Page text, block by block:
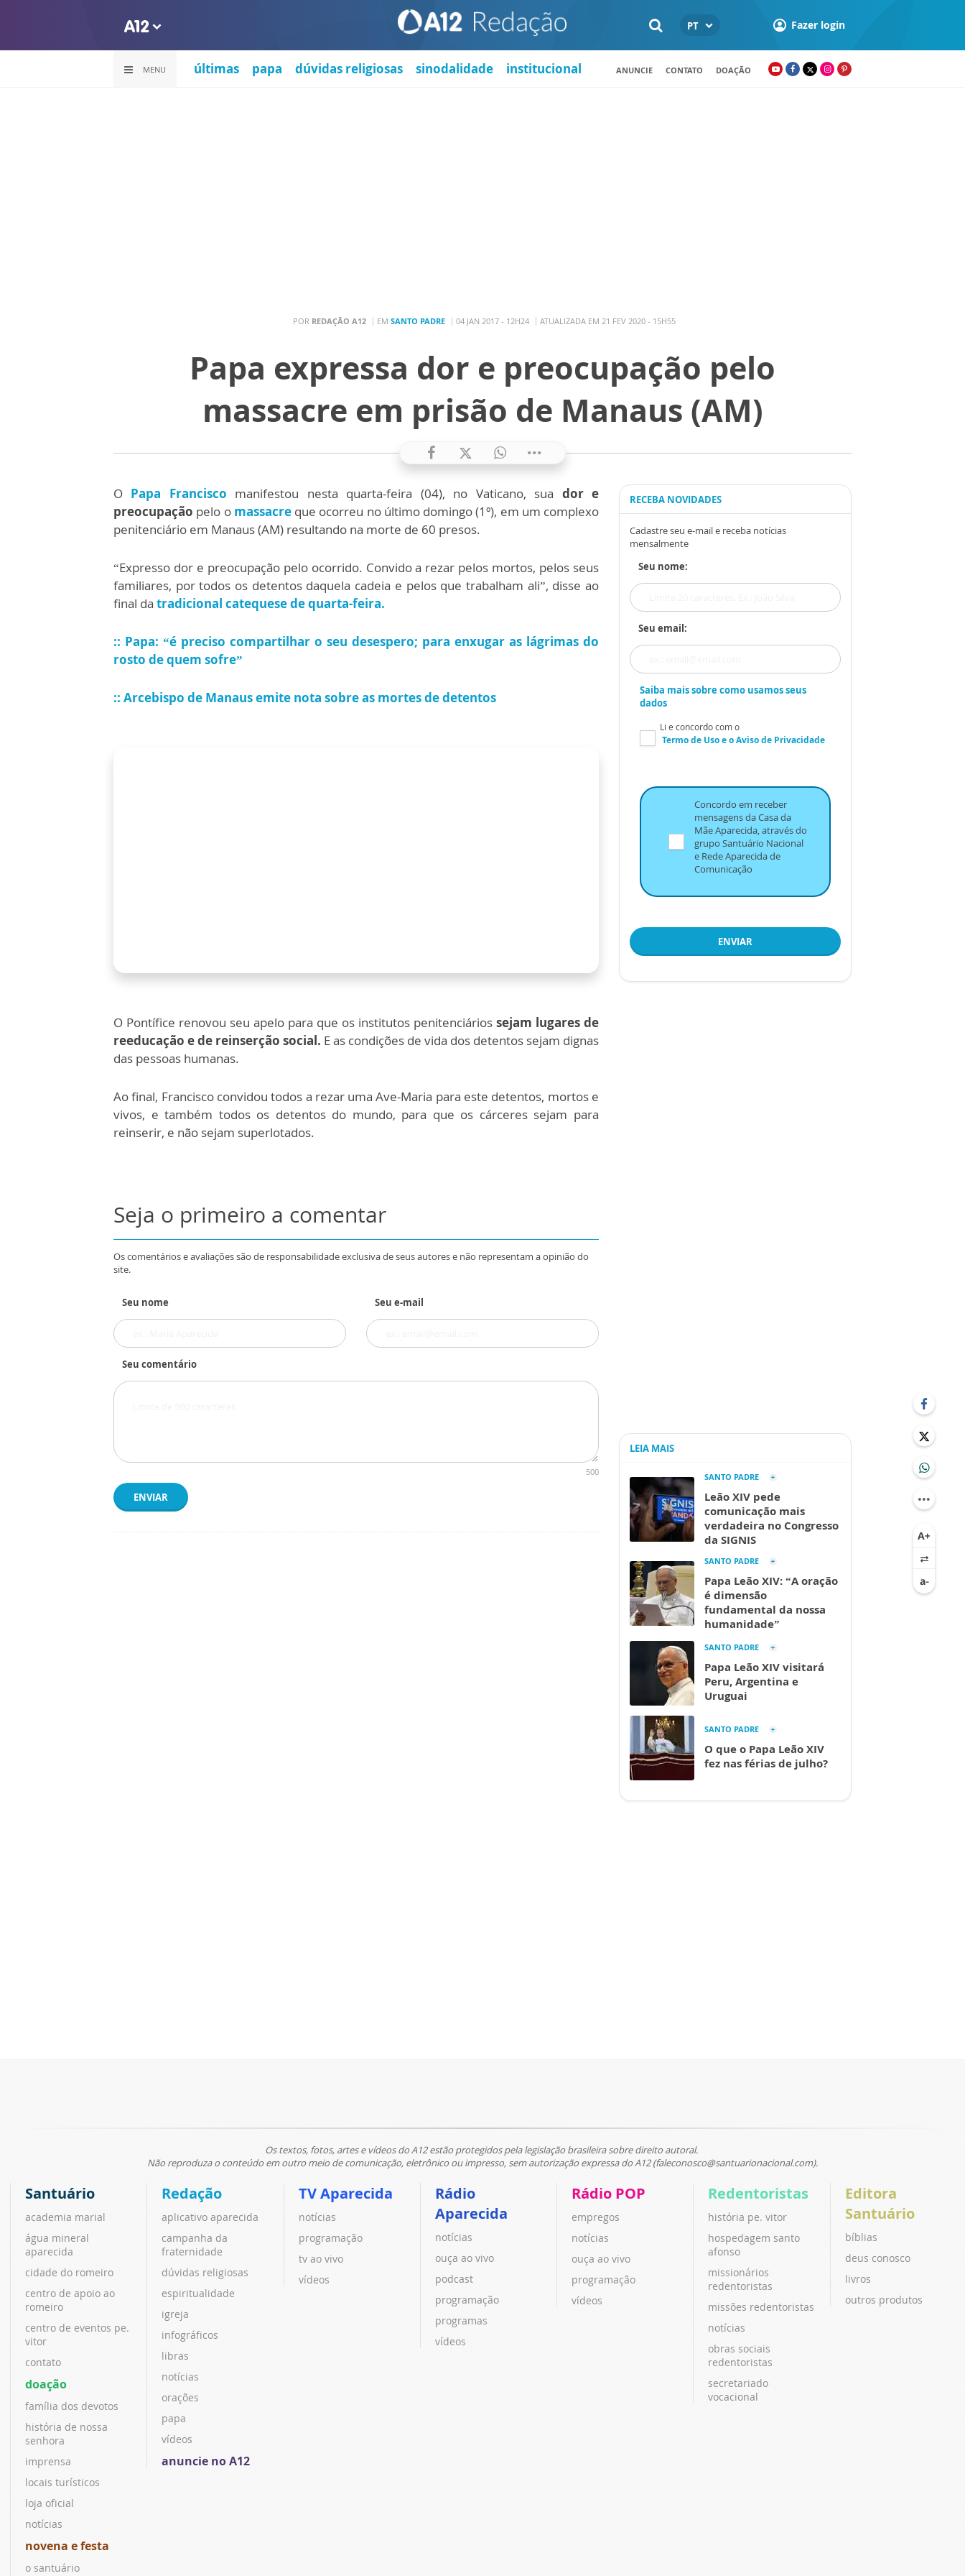
PT Fazer login
MENU últimas papa dúvidas religiosas sinodalidade institucional ANUNCIE CONTATO DOAÇÃO
POR REDAÇÃO A12 EM SANTO PADRE 04 JAN 2017 - 12H24 ATUALIZADA EM 21 FEV 2020 - 15H55
Papa expressa dor e preocupação pelo
massacre em prisão de Manaus (AM)
O Papa Francisco manifestou nesta quarta-feira (04), no Vaticano, sua dor e
preocupação pelo o massacreque ocorreu no último domingo (1º), em um complexo
penitenciário em Manaus (AM) resultando na morte de 60 presos.
“Expresso dor e preocupação pelo ocorrido. Convido a rezar pelos mortos, pelos seus
familiares, por todos os detentos daquela cadeia e pelos que trabalham ali”, disse ao
final da tradicional catequese de quarta-feira.
:: Papa: “é preciso compartilhar o seu desespero; para enxugar as lágrimas do
rosto de quem sofre”
:: Arcebispo de Manaus emite nota sobre as mortes de detentos
O Pontífice renovou seu apelo para que os institutos penitenciários sejam lugares de
reeducação e de reinserção social. E as condições de vida dos detentos sejam dignas
das pessoas humanas.
Ao final, Francisco convidou todos a rezar uma Ave-Maria para este detentos, mortos e
vivos, e também todos os detentos do mundo, para que os cárceres sejam para
reinserir, e não sejam superlotados.
Seja o primeiro a comentar
Os comentários e avaliações são de responsabilidade exclusiva de seus autores e não representam a opinião do
site.
Seu nome Seu e-mail
Seu comentário
500
ENVIAR
RECEBA NOVIDADES
Cadastre seu e-mail e receba notícias
mensalmente
Seu nome:
Seu email:
Saiba mais sobre como usamos seus
dados
Li e concordo com o
Termo de Usoe oAviso de Privacidade
Concordo em receber
mensagens da Casa da
Mãe Aparecida, através do
grupo Santuário Nacional
e Rede Aparecida de
Comunicação
ENVIAR
LEIA MAIS
SANTO PADRE
Leão XIV pede
comunicação mais
verdadeira no Congresso
da SIGNIS
SANTO PADRE
Papa Leão XIV: “A oração
é dimensão
fundamental da nossa
humanidade”
SANTO PADRE
Papa Leão XIV visitará
Peru, Argentina e
Uruguai
SANTO PADRE
O que o Papa Leão XIV
fez nas férias de julho?
Os textos, fotos, artes e vídeos do A12 estão protegidos pela legislação brasileira sobre direito autoral.
Não reproduza o conteúdo em outro meio de comunicação, eletrônico ou impresso, sem autorização expressa do A12 (faleconosco@santuarionacional.com).
Santuário
academia marial
água mineral
aparecida
cidade do romeiro
centro de apoio ao
romeiro
centro de eventos pe.
vitor
contato
doação
família dos devotos
história de nossa
senhora
imprensa
locais turísticos
loja oficial
notícias
novena e festa
o santuário
Redação
aplicativo aparecida
campanha da
fraternidade
dúvidas religiosas
espiritualidade
igreja
infográficos
libras
notícias
orações
papa
vídeos
anuncie no A12
TV Aparecida
notícias
programação
tv ao vivo
vídeos
Rádio
Aparecida
notícias
ouça ao vivo
podcast
programação
programas
vídeos
Rádio POP
empregos
notícias
ouça ao vivo
programação
vídeos
Redentoristas
história pe. vitor
hospedagem santo
afonso
missionários
redentoristas
missões redentoristas
notícias
obras sociais
redentoristas
secretariado
vocacional
Editora
Santuário
bíblias
deus conosco
livros
outros produtos